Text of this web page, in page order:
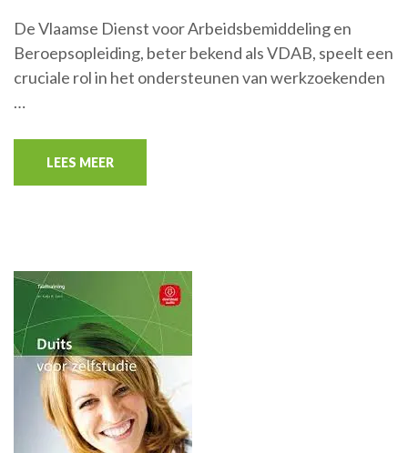
De Vlaamse Dienst voor Arbeidsbemiddeling en
Beroepsopleiding, beter bekend als VDAB, speelt een
cruciale rol in het ondersteunen van werkzoekenden
…
LEES MEER